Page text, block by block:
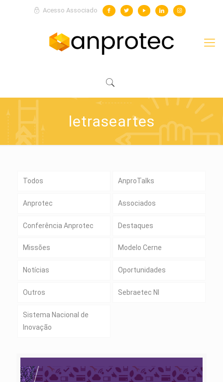
Acesso Associado
letraseartes
Todos AnproTalks
Anprotec Associados
Conferência Anprotec Destaques
Missões Modelo Cerne
Notícias Oportunidades
Outros Sebraetec NI
Sistema Nacional de
Inovação